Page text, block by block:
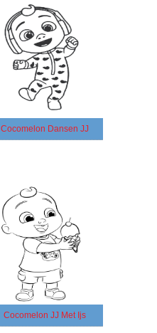
Cocomelon Dansen JJ
Cocomelon JJ Met Ijs